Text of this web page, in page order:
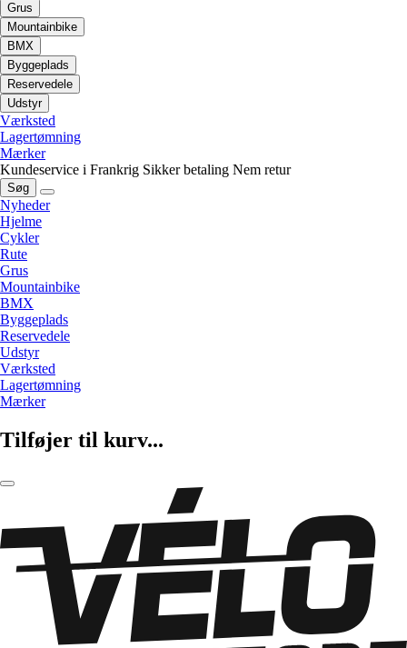
Grus
Mountainbike
BMX
Byggeplads
Reservedele
Udstyr
Værksted
Lagertømning
Mærker
Kundeservice i Frankrig Sikker betaling Nem retur
Søg
Nyheder
Hjelme
Cykler
Rute
Grus
Mountainbike
BMX
Byggeplads
Reservedele
Udstyr
Værksted
Lagertømning
Mærker
Tilføjer til kurv...